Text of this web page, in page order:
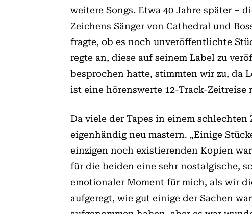
weitere Songs. Etwa 40 Jahre später –
Zeichens Sänger von Cathedral und
fragte, ob es noch unveröffentlichte
regte an, diese auf seinem Label zu
besprochen hatte, stimmten wir zu, da
ist eine hörenswerte 12-Track-
Da viele der Tapes in einem
eigenhändig neu mastern. „Einige
einzigen noch existierenden Kopien
für die beiden eine sehr nostalgische,
emotionaler Moment für mich, als wir
aufgeregt, wie gut einige der Sachen